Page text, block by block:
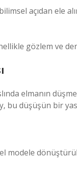
açıdan ele
gözlem ve
elmanın
bu düşüşün bir
modele